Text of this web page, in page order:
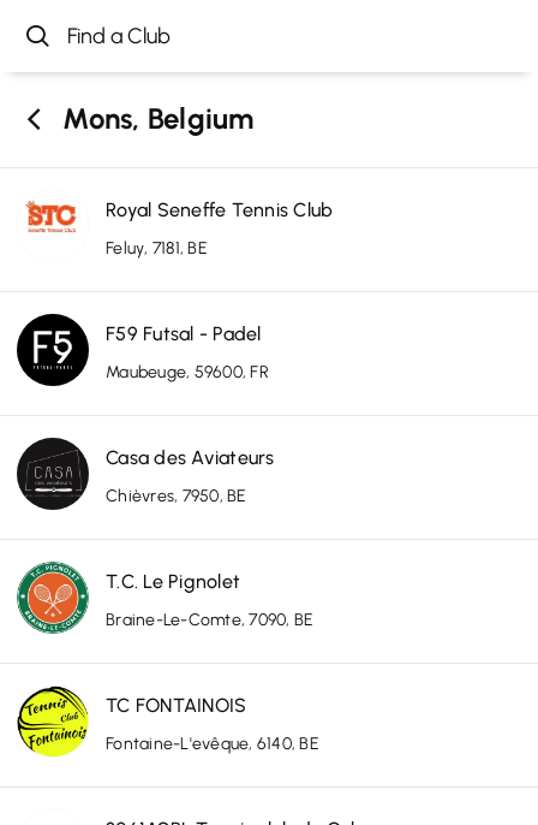
Mons, Belgium
Royal Seneffe Tennis Club
Feluy, 7181, BE
F59 Futsal - Padel
Maubeuge, 59600, FR
Casa des Aviateurs
Chièvres, 7950, BE
T.C. Le Pignolet
Braine-Le-Comte, 7090, BE
TC FONTAINOIS
Fontaine-L'evêque, 6140, BE